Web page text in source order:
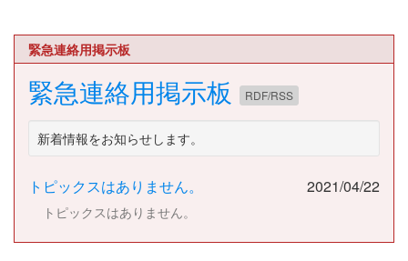
緊急連絡用掲示板
緊急連絡用掲示板 RDF/RSS
新着情報をお知らせします。
トピックスはありません。 2021/04/22
トピックスはありません。